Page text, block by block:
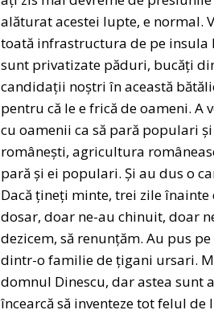
alăturat acestei lupte, e normal.
toată infrastructura de pe insula
sunt privatizate păduri, bucăți
candidații noștri în această
pentru că le e frică de oameni.
cu oamenii ca să pară populari
românești, agricultura
pară și ei populari. Și au dus o
Dacă țineți minte, trei zile
dosar, doar ne-au chinuit, doar
dezicem, să renunțăm. Au pus
dintr-o familie de țigani ursari.
domnul Dinescu, dar astea sunt
încearcă să inventeze tot felul